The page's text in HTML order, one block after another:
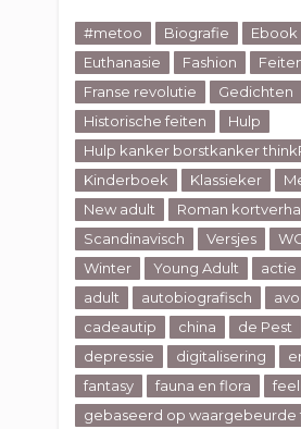
#metoo Biografie Ebook
Euthanasie
Fashion
Franse revolutie
Gedichten
Historische feiten
Hulp
Hulp kanker borstkanker
Kinderboek
Klassieker
New adult
Roman
Scandinavisch
Versjes
Winter
Young Adult actie
adult
autobiografisch
cadeautip
china de Pest
depressie
digitalisering
fantasy
fauna en flora
gebaseerd op waargebeurde